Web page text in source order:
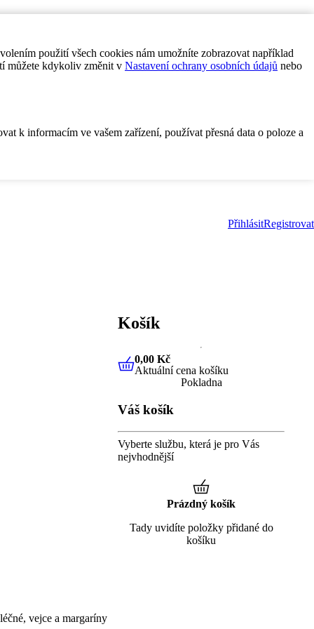
použití všech cookies nám umožníte zobrazovat například
můžete kdykoliv změnit v Nastavení ochrany osobních údajů nebo
k informacím ve vašem zařízení, používat přesná data o poloze a
PřihlásitRegistrovat
vejce a margaríny
Košík
0,00 KčAktuální cena košíku
0,00 Kč
Aktuální cena košíku
Pokladna
Váš košík
Vyberte službu, která je pro Vás
nejvhodnější
Prázdný košík
Tady uvidíte položky přidané do
košíku